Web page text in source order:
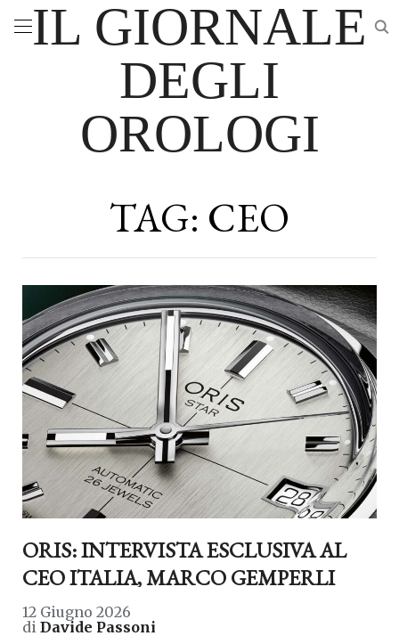
IL GIORNALE
DEGLI
OROLOGI
TAG: CEO
ORIS: INTERVISTA ESCLUSIVA AL
CEO ITALIA, MARCO GEMPERLI
12 Giugno 2026
di Davide Passoni